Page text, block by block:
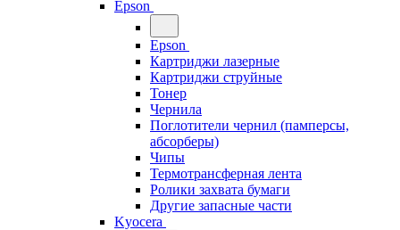
Epson
Epson
Картриджи лазерные
Картриджи струйные
Тонер
Чернила
Поглотители чернил (памперсы,
абсорберы)
Чипы
Термотрансферная лента
Ролики захвата бумаги
Другие запасные части
Kyocera